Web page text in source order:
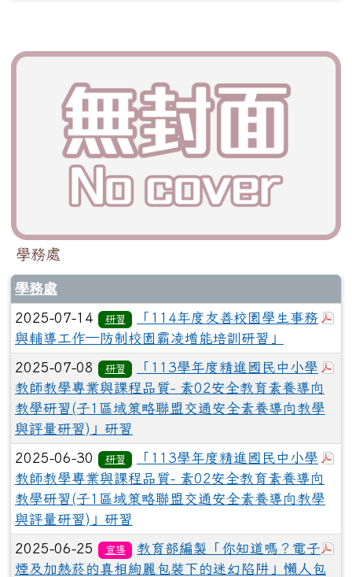
學務處
學務處
2025-07-14 研習
「114年度友善校園學生事務
與輔導工作─防制校園霸凌增能培訓研習」
2025-07-08 研習
「113學年度精進國民中小學
教師教學專業與課程品質- 素02安全教育素養導向
教學研習(子1區域策略聯盟交通安全素養導向教學
與評量研習)」研習
2025-06-30 研習
「113學年度精進國民中小學
教師教學專業與課程品質- 素02安全教育素養導向
教學研習(子1區域策略聯盟交通安全素養導向教學
與評量研習)」研習
2025-06-25 宣導
教育部編製「你知道嗎？電子
煙及加熱菸的真相絢麗包裝下的迷幻陷阱」懶人包